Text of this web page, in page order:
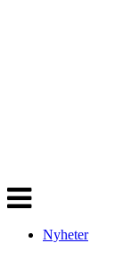
Veksle
navigasjon
Nyheter